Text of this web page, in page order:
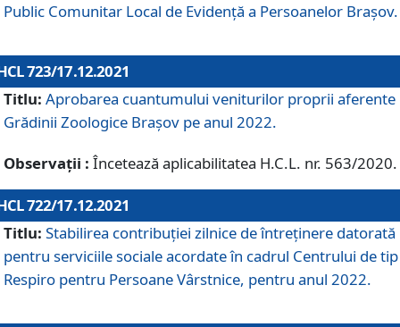
Public Comunitar Local de Evidență a Persoanelor Braşov.
723/17.12.2021
Titlu: Aprobarea cuantumului veniturilor proprii aferente
Grădinii Zoologice Braşov pe anul 2022.
Observații : Încetează aplicabilitatea H.C.L. nr. 563/2020.
722/17.12.2021
Titlu: Stabilirea contribuţiei zilnice de întreținere datorată
pentru serviciile sociale acordate în cadrul Centrului de tip
Respiro pentru Persoane Vârstnice, pentru anul 2022.